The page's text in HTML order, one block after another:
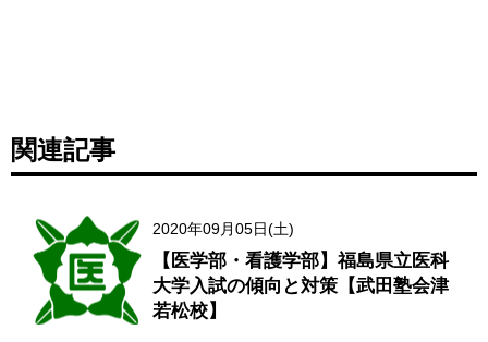
関連記事
2020年09月05日(土)
【医学部・看護学部】福島県立医科
大学入試の傾向と対策【武田塾会津
若松校】